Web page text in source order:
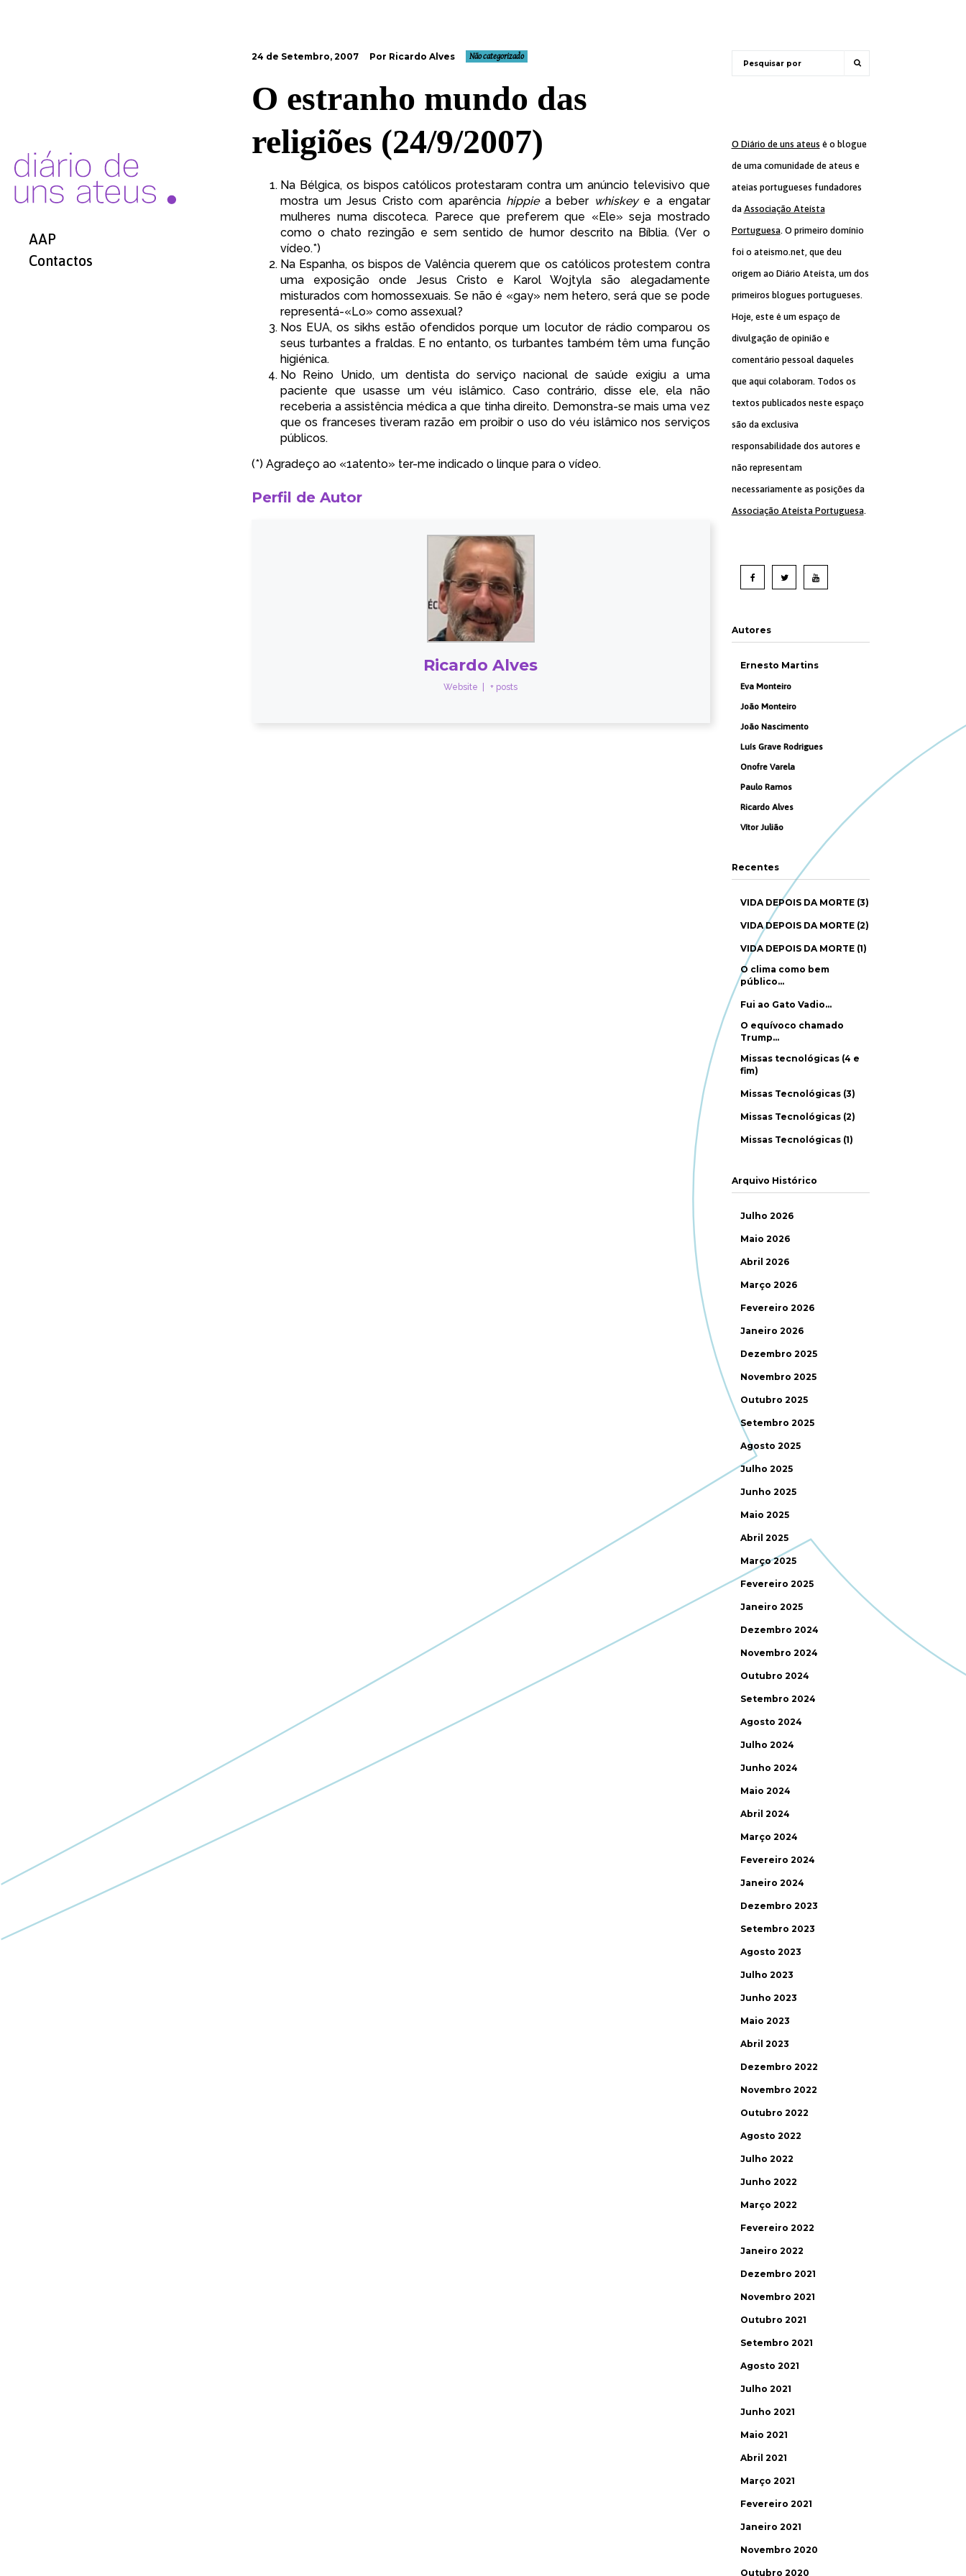
AAP
Contactos
24 de Setembro, 2007 Por Ricardo Alves Não categorizado
O estranho mundo das
religiões (24/9/2007)
Na Bélgica, os bispos católicos protestaram contra um anúncio televisivo que
mostra um Jesus Cristo com aparência hippiea beber whiskeye a engatar
mulheres numa discoteca. Parece que preferem que «Ele» seja mostrado
como o chato rezingão e sem sentido de humor descrito na Bíblia. (Ver o
vídeo.*)
Na Espanha, os bispos de Valênciaquerem que os católicos protestem contra
uma exposição onde Jesus Cristo e Karol Wojtyla são alegadamente
misturados com homossexuais. Se não é «gay» nem hetero, será que se pode
representá-«Lo» como assexual?
Nos EUA,os sikhs estão ofendidos porque um locutor de rádio comparou os
seus turbantes a fraldas. E no entanto, os turbantes também têm uma função
higiénica.
No Reino Unido, um dentista do serviço nacional de saúde exigiu a uma
paciente que usasse um véu islâmico. Caso contrário, disse ele, ela não
receberia a assistência médica a que tinha direito. Demonstra-se mais uma vez
que os franceses tiveram razão em proibir o uso do véu islâmico nos serviços
públicos.
(*) Agradeço ao «1atento» ter-me indicado o linque para o vídeo.
Perfil de Autor
Ricardo Alves
Website + posts
O Diário de uns ateus é o blogue
de uma comunidade de ateus e
ateias portugueses fundadores
da Associação Ateísta
Portuguesa. O primeiro domínio
foi o ateismo.net, que deu
origem ao Diário Ateísta, um dos
primeiros blogues portugueses.
Hoje, este é um espaço de
divulgação de opinião e
comentário pessoal daqueles
que aqui colaboram. Todos os
textos publicados neste espaço
são da exclusiva
responsabilidade dos autores e
não representam
necessariamente as posições da
Associação Ateísta Portuguesa.
Autores
Ernesto Martins
Eva Monteiro
João Monteiro
João Nascimento
Luís Grave Rodrigues
Onofre Varela
Paulo Ramos
Ricardo Alves
Vítor Julião
Recentes
VIDA DEPOIS DA MORTE (3)
VIDA DEPOIS DA MORTE (2)
VIDA DEPOIS DA MORTE (1)
O clima como bem
público…
Fui ao Gato Vadio…
O equívoco chamado
Trump…
Missas tecnológicas (4 e
fim)
Missas Tecnológicas (3)
Missas Tecnológicas (2)
Missas Tecnológicas (1)
Arquivo Histórico
Julho 2026
Maio 2026
Abril 2026
Março 2026
Fevereiro 2026
Janeiro 2026
Dezembro 2025
Novembro 2025
Outubro 2025
Setembro 2025
Agosto 2025
Julho 2025
Junho 2025
Maio 2025
Abril 2025
Março 2025
Fevereiro 2025
Janeiro 2025
Dezembro 2024
Novembro 2024
Outubro 2024
Setembro 2024
Agosto 2024
Julho 2024
Junho 2024
Maio 2024
Abril 2024
Março 2024
Fevereiro 2024
Janeiro 2024
Dezembro 2023
Setembro 2023
Agosto 2023
Julho 2023
Junho 2023
Maio 2023
Abril 2023
Dezembro 2022
Novembro 2022
Outubro 2022
Agosto 2022
Julho 2022
Junho 2022
Março 2022
Fevereiro 2022
Janeiro 2022
Dezembro 2021
Novembro 2021
Outubro 2021
Setembro 2021
Agosto 2021
Julho 2021
Junho 2021
Maio 2021
Abril 2021
Março 2021
Fevereiro 2021
Janeiro 2021
Novembro 2020
Outubro 2020